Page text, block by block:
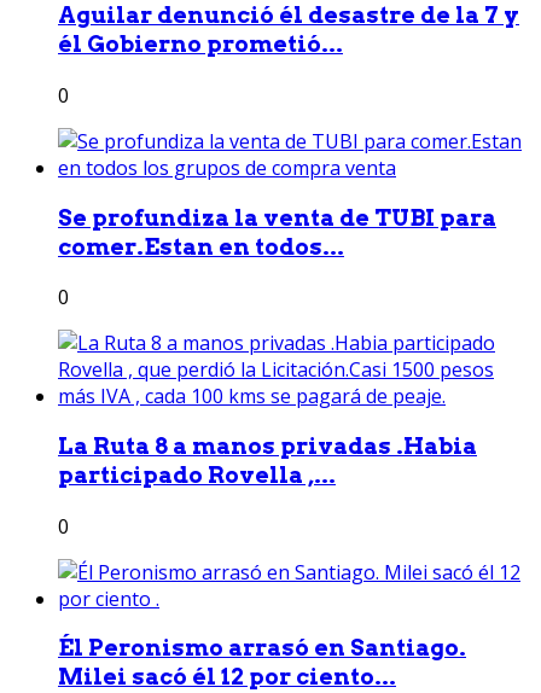
Aguilar denunció él desastre de la 7 y
él Gobierno prometió...
0
Se profundiza la venta de TUBI para
comer.Estan en todos...
0
La Ruta 8 a manos privadas .Habia
participado Rovella ,...
0
Él Peronismo arrasó en Santiago.
Milei sacó él 12 por ciento...